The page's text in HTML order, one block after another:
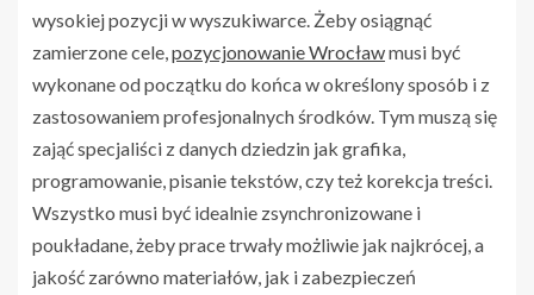
wysokiej pozycji w wyszukiwarce. Żeby osiągnąć
zamierzone cele, pozycjonowanie Wrocławmusi być
wykonane od początku do końca w określony sposób i z
zastosowaniem profesjonalnych środków. Tym muszą się
zająć specjaliści z danych dziedzin jak grafika,
programowanie, pisanie tekstów, czy też korekcja treści.
Wszystko musi być idealnie zsynchronizowane i
poukładane, żeby prace trwały możliwie jak najkrócej, a
jakość zarówno materiałów, jak i zabezpieczeń